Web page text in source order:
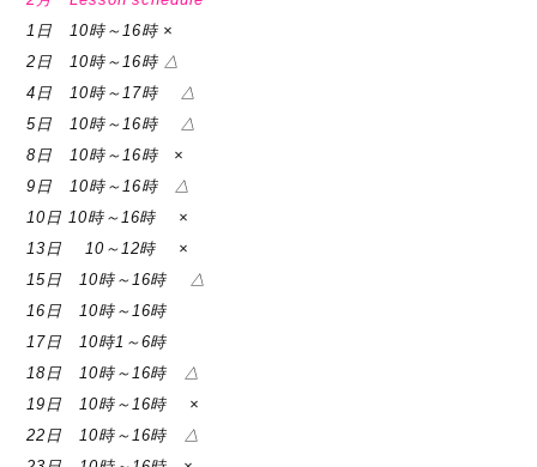
1日 10時～16時 ×
2日 10時～16時 △
4日 10時～17時 △
5日 10時～16時
△
8日 10時～16時 ×
9日 10時～16時 △
10日 10時～16時 ×
13日 10～12時 ×
15日 10時～16時 △
16日 10時～16時
17日 10時1～6時
18日 10時～16時 △
19日 10時～16時 ×
22日 10時～16時 △